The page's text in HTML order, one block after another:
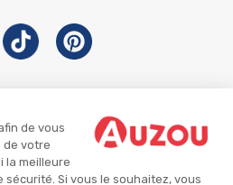
de vous
de votre
la meilleure
Si vous le souhaitez, vous
CGU
CGV